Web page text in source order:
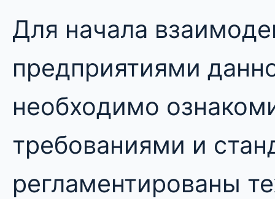
Для начала
предприятиями
необходимо
требованиями и
регламентированы